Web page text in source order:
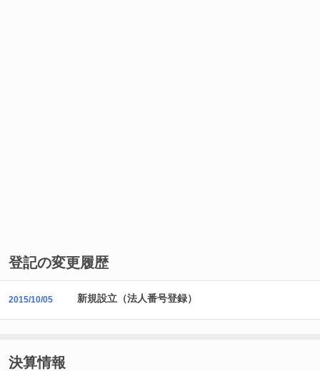
登記の変更履歴
2015/10/05 新規設立（法人番号登録）
決算情報